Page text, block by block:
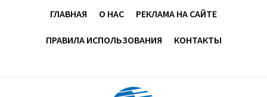
Минфин Азербайджана отчитался о работе,
проделанной в I полугодии
7 августа 2026
PASHA Holding продолжает успешную реализацию
проекта «Fərqindəlik», который был запущен в 2025
ГЛАВНАЯ О НАС РЕКЛАМА НА САЙТЕ
ПРАВИЛА ИСПОЛЬЗОВАНИЯ КОНТАКТЫ